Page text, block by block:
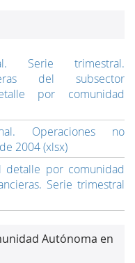
Serie trimestral.
del subsector
por comunidad
Operaciones no
2004 (xlsx)
detalle por comunidad
Serie trimestral
Autónoma en